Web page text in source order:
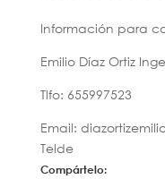
Información para
Emilio Díaz Ortiz
Tlfo: 655997523
Email:
Telde
Compártelo: